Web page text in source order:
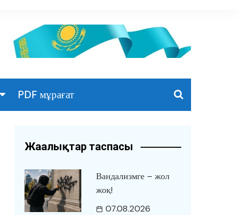
PDF мұрағат
Жаңалықтар таспасы
Вандализмге – жол
жоқ!
07.08.2026